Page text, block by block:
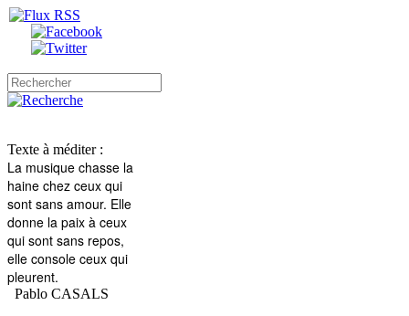
Texte à méditer :
La musique chasse la
haine chez ceux qui
sont sans amour. Elle
donne la paix à ceux
qui sont sans repos,
elle console ceux qui
pleurent.
Pablo CASALS